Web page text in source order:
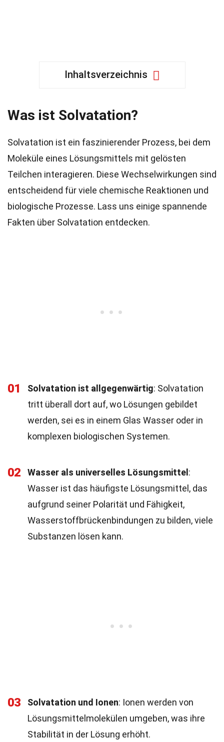
Inhaltsverzeichnis
Was ist Solvatation?
Solvatation ist ein faszinierender Prozess, bei dem
Moleküle eines Lösungsmittels mit gelösten
Teilchen interagieren. Diese Wechselwirkungen sind
entscheidend für viele chemische Reaktionen und
biologische Prozesse. Lass uns einige spannende
Fakten über Solvatation entdecken.
01 Solvatation ist allgegenwärtig: Solvatation
tritt überall dort auf, wo Lösungen gebildet
werden, sei es in einem Glas Wasser oder in
komplexen biologischen Systemen.
02 Wasser als universelles Lösungsmittel :
Wasser ist das häufigste Lösungsmittel, das
aufgrund seiner Polarität und Fähigkeit,
Wasserstoffbrückenbindungen zu bilden, viele
Substanzen lösen kann.
03 Solvatation und Ionen: Ionen werden von
Lösungsmittelmolekülen umgeben, was ihre
Stabilität in der Lösung erhöht.